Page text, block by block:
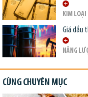
KIM LOẠI
Giá dầu
NĂNG
CÙNG CHUYÊN MỤC